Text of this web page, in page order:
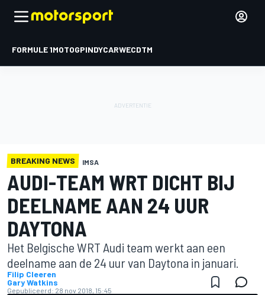
FORMULE 1MOTOGPINDYCARWECDTM
BREAKING NEWS IMSA
AUDI-TEAM WRT DICHT BIJ
DEELNAME AAN 24 UUR
DAYTONA
Het Belgische WRT Audi team werkt aan een
deelname aan de 24 uur van Daytona in januari.
Filip Cleeren
Gary Watkins
Gepubliceerd: 28 nov 2018, 15:45